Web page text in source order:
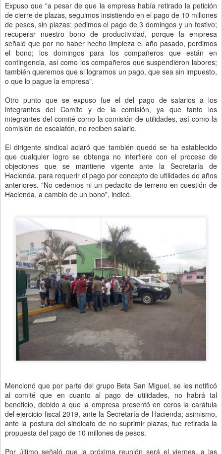
Expuso que "a pesar de que la empresa había retirado la petición
de cierre de plazas, seguimos insistiendo en el pago de 10 millones
de pesos, sin plazas; pedimos el pago de 3 domingos y un festivo;
recuperar nuestro bono de productividad, porque la empresa
señaló que por no haber hecho limpieza el año pasado, perdimos
el bono; los domingos para los compañeros que están en
contingencia, así como los compañeros que suspendieron labores;
también queremos que si logramos un pago, que sea sin impuesto,
o que lo pague la empresa".
Otro punto que se expuso fue el del pago de salarios a los
integrantes del Comité y de la comisión, ya que tanto los
integrantes del comité como la comisión de utilidades, así como la
comisión de escalafón, no reciben salario.
El dirigente sindical aclaró que también quedó se ha establecido
que cualquier logro se obtenga no interfiere con el proceso de
objeciones que se mantiene vigente ante la Secretaría de
Hacienda, para requerir el pago por concepto de utilidades de años
anteriores. "No cedemos ni un pedacito de terreno en cuestión de
Hacienda, a cambio de un bono", indicó.
Mencionó que por parte del grupo Beta San Miguel, se les notificó
al comité que en cuanto al pago de utilidades, no habrá tal
beneficio, debido a que la empresa presentó en ceros la carátula
del ejercicio fiscal 2019, ante la Secretaría de Hacienda; asimismo,
ante la postura del sindicato de no suprimir plazas, fue retirada la
propuesta del pago de 10 millones de pesos.
Por último señaló que la próxima reunión será el viernes, a las